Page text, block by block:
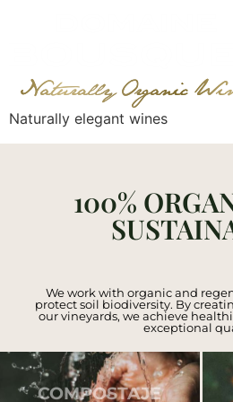
Naturally elegant wines
100%
We work with organic and
protect soil biodiversity. By
our vineyards, we achieve
exceptional
COMPOSTAJE
uvas propias pero de terceros.
Incrementando nuestro secuestro de
carbono y microbiologia del suelo.